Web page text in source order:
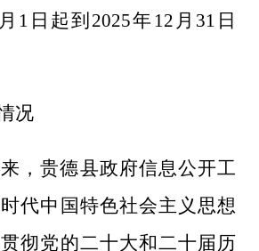
月 1 日起到 2025年 12 月 31 日
况
，贵德县政府信息公开工
代中 国特色社会主义思想
彻党的二十大和二十届历